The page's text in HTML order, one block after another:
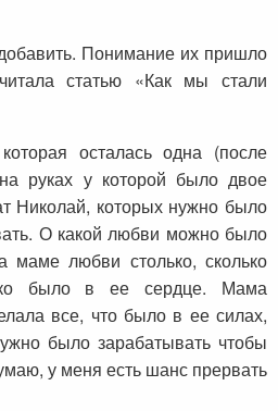
Понимание их пришло
статью «Как мы стали
осталась одна (после
руках у которой было двое
Николай, которых нужно было
О какой любви можно было
маме любви столько, сколько
было в ее сердце. Мама
все, что было в ее силах,
было зарабатывать чтобы
у меня есть шанс прервать